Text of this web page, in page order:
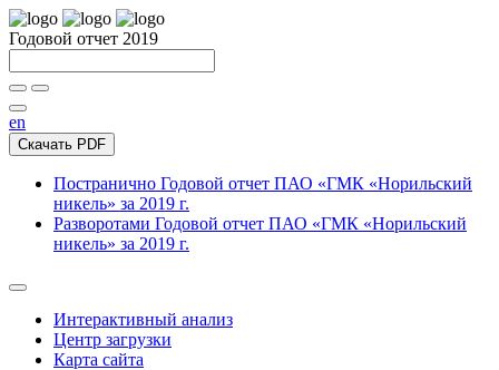
Годовой отчет 2019
en
Скачать PDF
Постранично Годовой отчет ПАО «ГМК «Норильский
никель» за 2019 г.
Разворотами Годовой отчет ПАО «ГМК «Норильский
никель» за 2019 г.
Интерактивный анализ
Центр загрузки
Карта сайта